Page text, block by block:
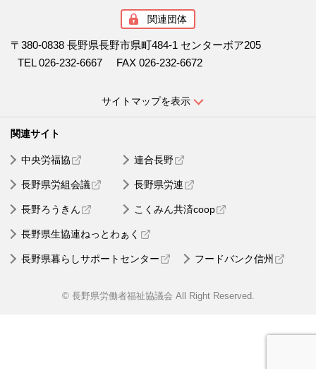
関連団体
〒380-0838 長野県長野市県町484-1 センターボア205
TEL 026-232-6667
FAX 026-232-6672
サイトマップを表示
中央労福協 連合長野
長野県労組会議 長野県労連
長野ろうきん こくみん共済coop
長野県生協連ねっとわぁく
長野県暮らしサポートセンター フードバンク信州
© 長野県労働者福祉協議会 All Right Reserved.